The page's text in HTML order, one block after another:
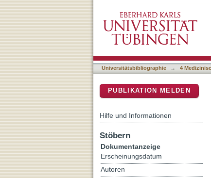
Motilitätsstörungen
Universitätsbibliographie → 4
PUBLIKATION MELDEN
Hilfe und Informationen
Stöbern
Dokumentanzeige
Erscheinungsdatum
Autoren